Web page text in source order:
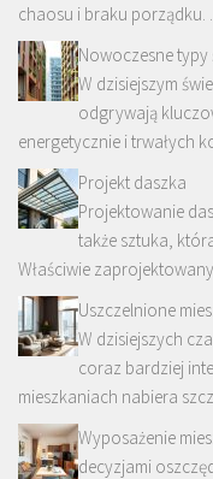
chaosu i braku porządku. …
Nowoczesne typy
W dzisiejszym
odgrywają
energetycznie i trwałych
Projekt daszka
Projektowanie
także sztuka,
Właściwie
Uszczelnione
W dzisiejszych
coraz bardziej
mieszkaniach nabiera
Wyposażenie
decyzjami